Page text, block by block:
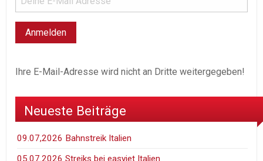
Ihre E-Mail-Adresse wird nicht an Dritte weitergegeben!
Neueste Beiträge
09.07,2026 Bahnstreik Italien
05.07.2026 Streiks bei easyjet Italien